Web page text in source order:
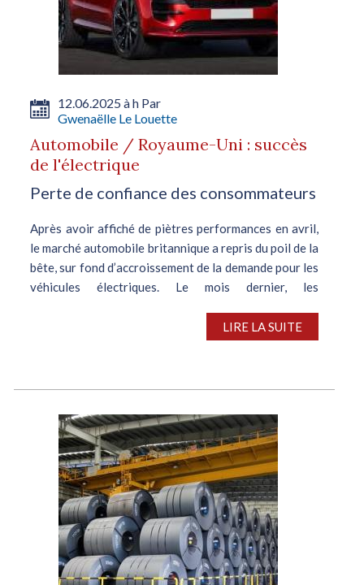
12.06.2025 à h Par
Gwenaëlle Le Louette
Automobile / Royaume-Uni : succès
de l'électrique
Perte de confiance des consommateurs
Après avoir affiché de piètres performances en avril,
le marché automobile britannique a repris du poil de la
bête, sur fond d’accroissement de la demande pour les
véhicules électriques. Le mois dernier, les
LIRE LA SUITE